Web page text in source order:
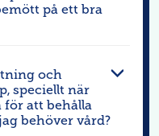
på ett bra
och
speciellt när
för att behålla
behöver vård?